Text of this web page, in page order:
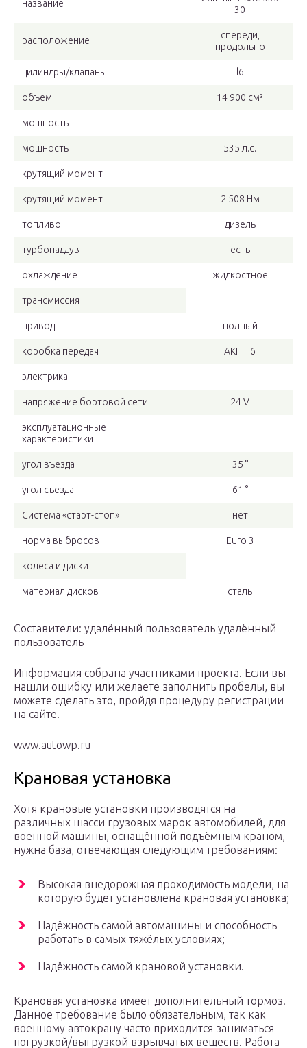
название
30
расположение
спереди,
продольно
цилиндры/клапаны l6
объем 14 900 см³
мощность
мощность 535 л.с.
крутящий момент
крутящий момент 2 508 Нм
топливо дизель
турбонаддув есть
охлаждение жидкостное
трансмиссия
привод полный
коробка передач АКПП 6
электрика
напряжение бортовой сети 24 V
эксплуатационные
характеристики
угол въезда 35 °
угол съезда 61 °
Система «старт-стоп» нет
норма выбросов Euro 3
колёса и диски
материал дисков сталь
Составители: удалённый пользователь удалённый
пользователь
Информация собрана участниками проекта. Если вы
нашли ошибку или желаете заполнить пробелы, вы
можете сделать это, пройдя процедуру регистрации
на сайте.
www.autowp.ru
Крановая установка
Хотя крановые установки производятся на
различных шасси грузовых марок автомобилей, для
военной машины, оснащённой подъёмным краном,
нужна база, отвечающая следующим требованиям:
Высокая внедорожная проходимость модели, на
которую будет установлена крановая установка;
Надёжность самой автомашины и способность
работать в самых тяжёлых условиях;
Надёжность самой крановой установки.
Крановая установка имеет дополнительный тормоз.
Данное требование было обязательным, так как
военному автокрану часто приходится заниматься
погрузкой/выгрузкой взрывчатых веществ. Работа